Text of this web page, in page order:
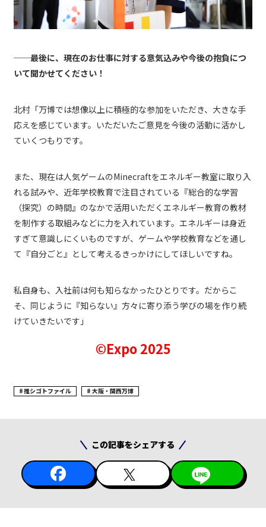
──最後に、現在のお仕事に対する意気込みや今後の抱負につ
いて聞かせてください！
北村「万博では想像以上に積極的な参加をいただき、大きな手
応えを感じています。いただいたご意見を今後の活動に活かし
ていくつもりです。
また、現在は人気ゲームのMinecraftをエネルギー教室に取り入
れる試みや、近年学校教育で注目されている『総合的な学習
（探究）の時間』のなかで活用いただくエネルギー教育の教材
を制作する取組みなどに力を入れています。エネルギーは身近
すぎて意識しにくいものですが、ゲームや学校教育などを通し
て『自分ごと』として考えるきっかけにしてほしいですね。
私自身も、入社前は何も知らなかったひとりです。だからこ
そ、同じように『知らない』方々に寄り添う学びの場を作り続
けていきたいです」
©Expo 2025
推シゴトファイル 大阪・関西万博
この記事をシェアする